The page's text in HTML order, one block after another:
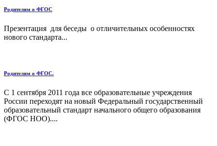
Родителям о ФГОС
Презентация для беседы о отличительных особенностях
нового стандарта...
Родителям о ФГОС.
С 1 сентября 2011 года все образовательные учреждения
России переходят на новый Федеральный государственный
образовательный стандарт начального общего образования
(ФГОС НОО)....